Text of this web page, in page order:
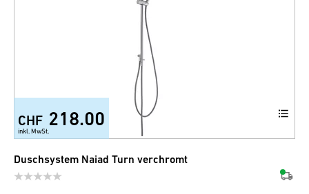
CHF 218.00
inkl. MwSt.
Duschsystem Naiad Turn verchromt